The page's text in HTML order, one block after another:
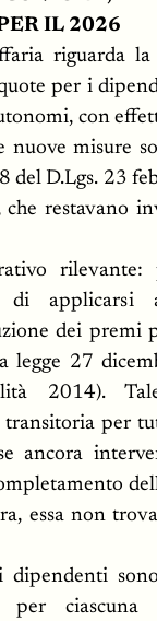
IL 2026
riguarda la
per i
con
nuove misure
del D.Lgs. 23
restavano
di
dei premi
legge 27
2014).
per
ancora
essa non
dipendenti
per ciascuna